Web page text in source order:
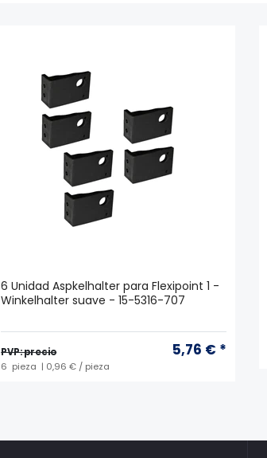
6 Unidad Aspkelhalter para Flexipoint 1 -
Winkelhalter suave - 15-5316-707
PVP: precio 5,76 € *
6 pieza | 0,96 € / pieza